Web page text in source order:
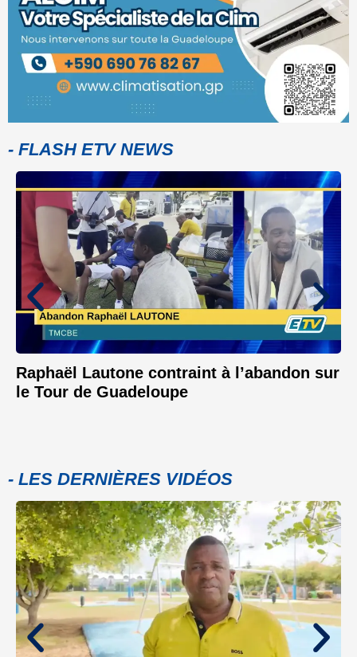
- FLASH ETV NEWS
Raphaël Lautone contraint à l’abandon sur
le Tour de Guadeloupe
- LES DERNIÈRES VIDÉOS